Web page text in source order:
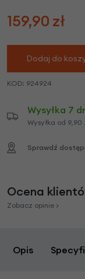
159,90 zł
Dodaj do
KOD: 924924
Wysyłka 7
Wysyłka od 9,90
Sprawdź
Ocena
Zobacz opinie >
Opis